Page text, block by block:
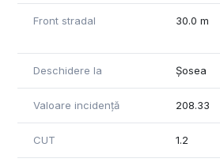
Front stradal 30.0 m
Deschidere la Șosea
Valoare incidență 208.33
CUT 1.2